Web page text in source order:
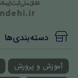
دسته‌بندی‌ها
آموزش و پرورش